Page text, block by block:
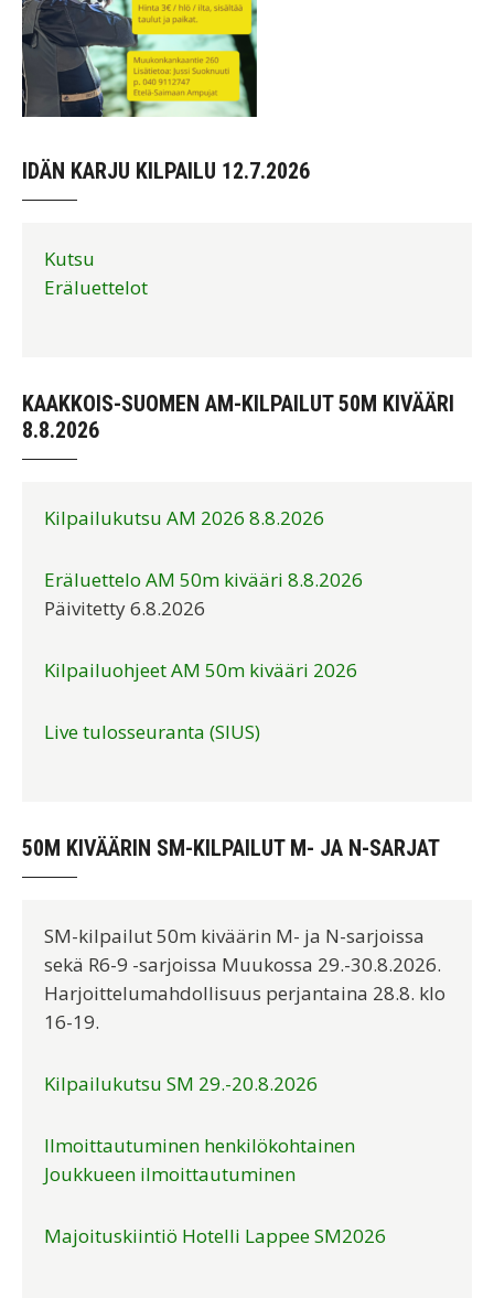
IDÄN KARJU KILPAILU 12.7.2026
Kutsu
Eräluettelot
KAAKKOIS-SUOMEN AM-KILPAILUT 50M KIVÄÄRI
8.8.2026
Kilpailukutsu AM 2026 8.8.2026
Eräluettelo AM 50m kivääri 8.8.2026
Päivitetty 6.8.2026
Kilpailuohjeet AM 50m kivääri 2026
Live tulosseuranta (SIUS)
50M KIVÄÄRIN SM-KILPAILUT M- JA N-SARJAT
SM-kilpailut 50m kiväärin M- ja N-sarjoissa
sekä R6-9 -sarjoissa Muukossa 29.-30.8.2026.
Harjoittelumahdollisuus perjantaina 28.8. klo
16-19.
Kilpailukutsu SM 29.-20.8.2026
Ilmoittautuminen henkilökohtainen
Joukkueen ilmoittautuminen
Majoituskiintiö Hotelli Lappee SM2026